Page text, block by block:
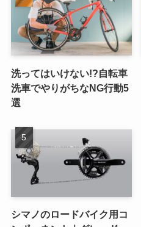
洗ってはいけない!?自転車
洗車でやりがちなNG行動5
選
シマノのロードバイク用コ